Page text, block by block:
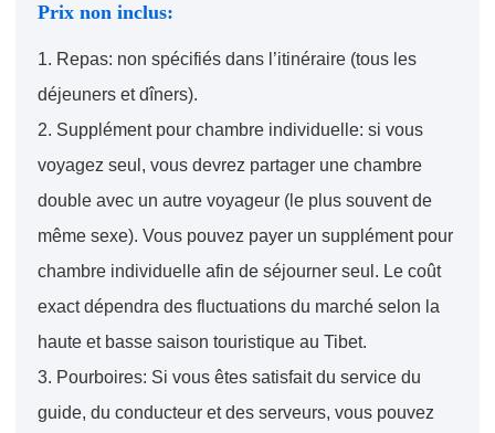
Prix non inclus:
1. Repas: non spécifiés dans l’itinéraire (tous les
déjeuners et dîners).
2. Supplément pour chambre individuelle: si vous
voyagez seul, vous devrez partager une chambre
double avec un autre voyageur (le plus souvent de
même sexe). Vous pouvez payer un supplément pour
chambre individuelle afin de séjourner seul. Le coût
exact dépendra des fluctuations du marché selon la
haute et basse saison touristique au Tibet.
3. Pourboires: Si vous êtes satisfait du service du
guide, du conducteur et des serveurs, vous pouvez